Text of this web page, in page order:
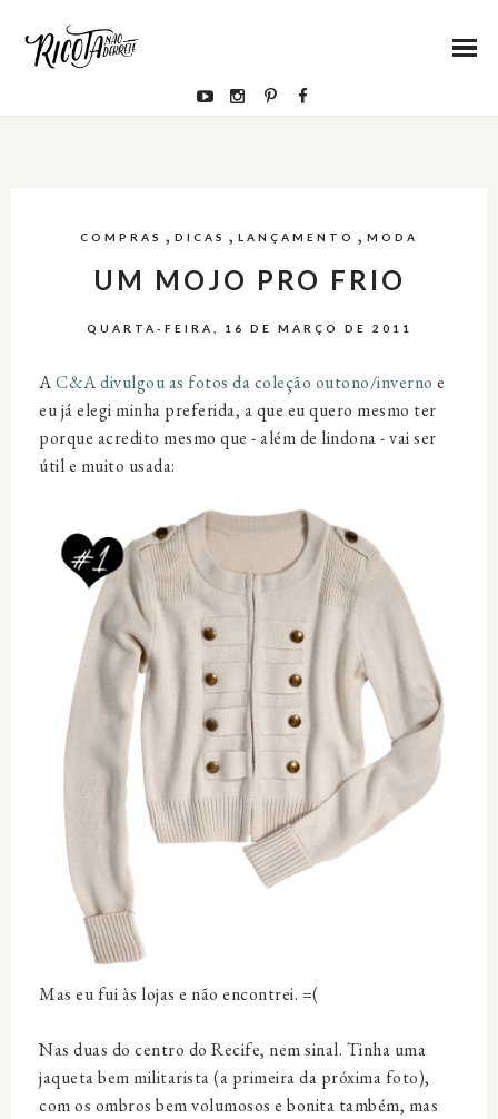
COMPRAS , DICAS , LANÇAMENTO , MODA
UM MOJO PRO FRIO
QUARTA-FEIRA, 16 DE MARÇO DE 2011
AC&A divulgou as fotos da coleção outono/inverno e
eu já elegi minha preferida, a que eu quero mesmo ter
porque acredito mesmo que - além de lindona - vai ser
útil e muito usada:
Mas eu fui às lojas e não encontrei. =(
Nas duas do centro do Recife, nem sinal. Tinha uma
jaqueta bem militarista (a primeira da próxima foto),
com os ombros bem volumosos e bonita também, mas